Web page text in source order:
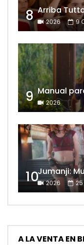
8 Arriba
2026 9
9 Manual
2026
10Jumanji:
2026 25
A LA VENTA EN